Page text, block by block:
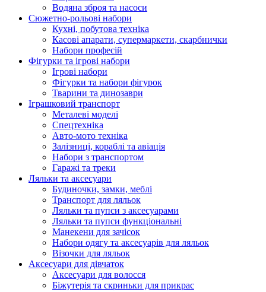
Водяна зброя та насоси
Сюжетно-рольові набори
Кухні, побутова техніка
Касові апарати, супермаркети, скарбнички
Набори професій
Фігурки та ігрові набори
Ігрові набори
Фігурки та набори фігурок
Тварини та динозаври
Іграшковий транспорт
Металеві моделі
Спецтехніка
Авто-мото техніка
Залізниці, кораблі та авіація
Набори з транспортом
Гаражі та треки
Ляльки та аксесуари
Будиночки, замки, меблі
Транспорт для ляльок
Ляльки та пупси з аксесуарами
Ляльки та пупси функціональні
Манекени для зачісок
Набори одягу та аксесуарів для ляльок
Візочки для ляльок
Аксесуари для дівчаток
Аксесуари для волосся
Біжутерія та скриньки для прикрас